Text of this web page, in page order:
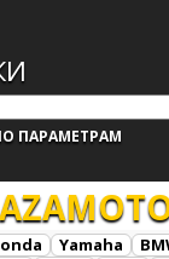
ПАРАМЕТРАМ
Yamaha